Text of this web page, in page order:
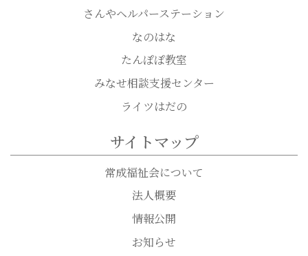
さんやヘルパーステーション
なのはな
たんぽぽ教室
みなせ相談支援センター
ライツはだの
サイトマップ
常成福祉会について
法人概要
情報公開
お知らせ